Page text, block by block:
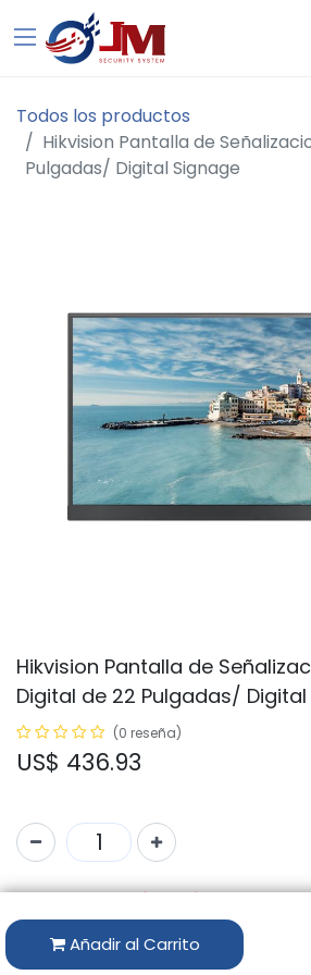
Todos los productos
Hikvision Pantalla de
Pulgadas/ Digital Signage
Hikvision Pantalla de
Digital de 22 Pulgadas/
(0 reseña)
US$ 436.93
Añadir al Carrito
Solo 29 Uds. disponibles.
Código: DS-D6022FN-B